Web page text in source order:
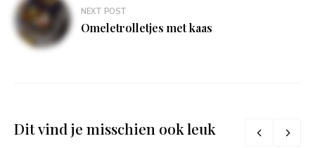
NEXT POST
Omeletrolletjes met kaas
Dit vind je misschien ook leuk